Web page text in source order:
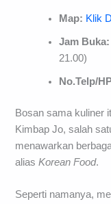
Map: Klik
Jam Buka:
21.00)
No.Telp/
Bosan sama kuliner
Kimbap Jo, salah
menawarkan
aliasKorean Food.
Seperti namanya,